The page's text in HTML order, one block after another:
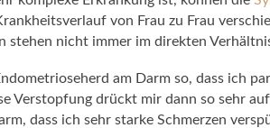
von Frau zu Frau
stehen nicht immer im direkten
am Darm so, dass ich
Verstopfung drückt mir dann so sehr
dass ich sehr starke Schmerzen